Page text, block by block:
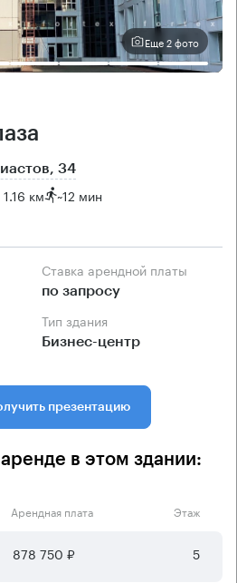
Еще 2 фото
34
км ~12 мин
Ставка арендной платы
по запросу
Тип здания
Бизнес-центр
презентацию
в этом здании:
Арендная плата Этаж
878 750 ₽ 5